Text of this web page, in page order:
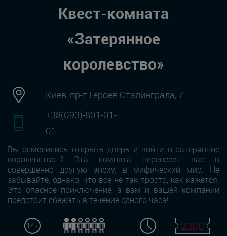
Квест-комната
«Затерянное
королевство»
Киев, пр-т Героев Сталинграда, 7
+38(093)-801-01-
01
Вы осмелились открыть дверь и войти в затерянное
королевство..? Эта комната перенесет вас в
совершенно другую эпоху, в мифический мир. Не
забывайте, однако, что все не так просто, как кажется.
Это опасное приключение, а вам и вашей компании
предстоит сбежать в течение одного часа!
14+
2300